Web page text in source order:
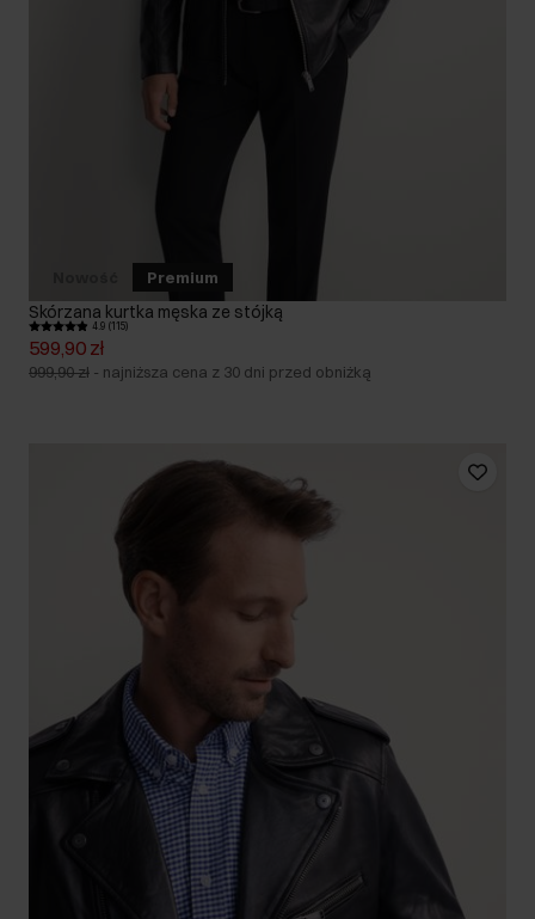
Premium
Skórzana kurtka męska ze stójką
4.9 (115)
599,90 zł
999,90 zł - najniższa cena z 30 dni przed obniżką